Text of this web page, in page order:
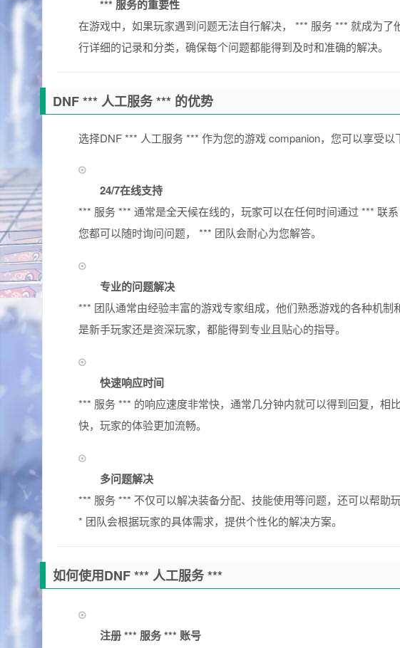
*** 服务的重要性
在游戏中，如果玩家遇到问题无法自行解决， *** 服务 *** 就成为
行详细的记录和分类，确保每个问题都能得到及时和准确的解决。
DNF *** 人工服务 *** 的优势
选择DNF *** 人工服务 *** 作为您的游戏 companion，您可以享受以
24/7在线支持
*** 服务 *** 通常是全天候在线的，玩家可以在任何时间通过 *** 联
您都可以随时询问问题， *** 团队会耐心为您解答。
专业的问题解决
*** 团队通常由经验丰富的游戏专家组成，他们熟悉游戏的各种机
是新手玩家还是资深玩家，都能得到专业且贴心的指导。
快速响应时间
*** 服务 *** 的响应速度非常快，通常几分钟内就可以得到回复，相
快，玩家的体验更加流畅。
多问题解决
*** 服务 *** 不仅可以解决装备分配、技能使用等问题，还可以帮助
* 团队会根据玩家的具体需求，提供个性化的解决方案。
如何使用DNF *** 人工服务 ***
注册 *** 服务 *** 账号